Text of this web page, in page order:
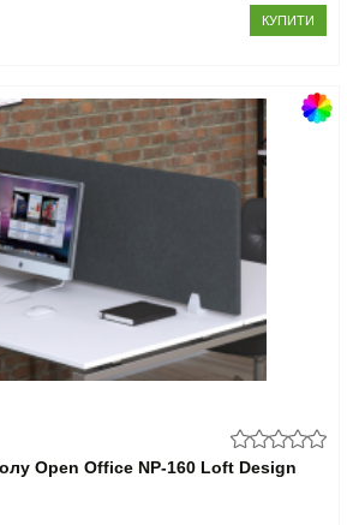
КУПИТИ
Open Office NP-160 Loft Design